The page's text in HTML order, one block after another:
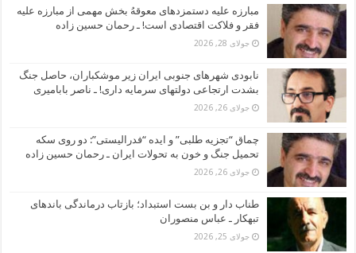
مبارزه علیه دستمزدهای معوقهُ بخش مهمی از مبارزه علیه
فقر و فلاکت اقتصادی است! ـ رحمان حسین زاده
جولای 28, 2026
نابودی شهرهای جنوبی ایران زیر موشکباران، حاصل جنگ
بشدت ارتجاعی دولتهای سرمایه داری! ـ ناصر بابامیری
جولای 26, 2026
چماق “تجزیه طلبی” و ایده “فدرالیستی”: دو روی سکه
تحمیل جنگ و خون به تحولات ایران ـ رحمان حسین زاده
جولای 26, 2026
طناب دار و بن بست استبداد؛ بازتاب درماندگی باندهای
تبهکار ـ عباس منصوران
جولای 25, 2026